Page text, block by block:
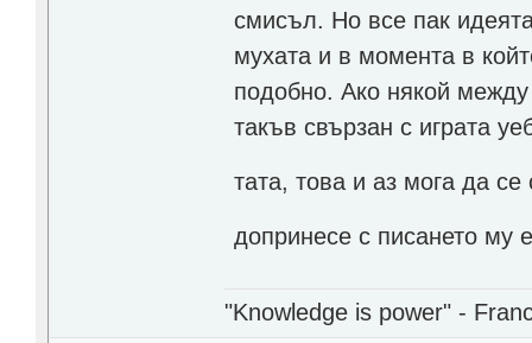
смисъл. Но все пак
мухата и в момента в
подобно. Ако някой
такъв свързан с играта
тата, това и аз мога да се
допринесе с писането
"Knowledge is power" -